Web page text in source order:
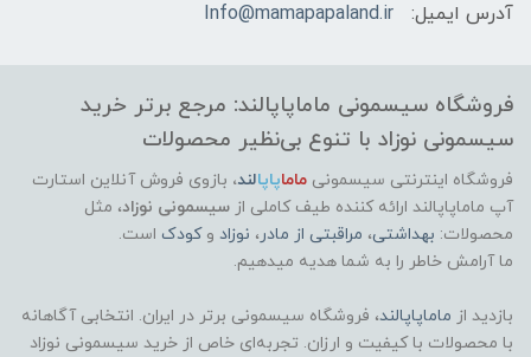
آدرس ایمیل:
Info@mamapapaland.ir
فروشگاه سیسمونی ماماپاپالند: مرجع برتر خرید
سیسمونی نوزاد با تنوع بی‌نظیر محصولات
فروشگاه اینترنتی سیسمونی ماماپاپالند، بازوی فروش آنلاین استارت
آپ ماماپاپالند ارائه کننده طیف کاملی از سیسمونی نوزاد، مثل
محصولات: بهداشتی، مراقبتی از مادر، نوزاد وکودک است.
ما آرامش خاطر را به شما هدیه میدهیم.
بازدید از ماماپاپالند، فروشگاه سیسمونی برتر در ایران. انتخابی آگاهانه
با محصولات با کیفیت و ارزان. تجربه‌ای خاص از خرید سیسمونی نوزاد